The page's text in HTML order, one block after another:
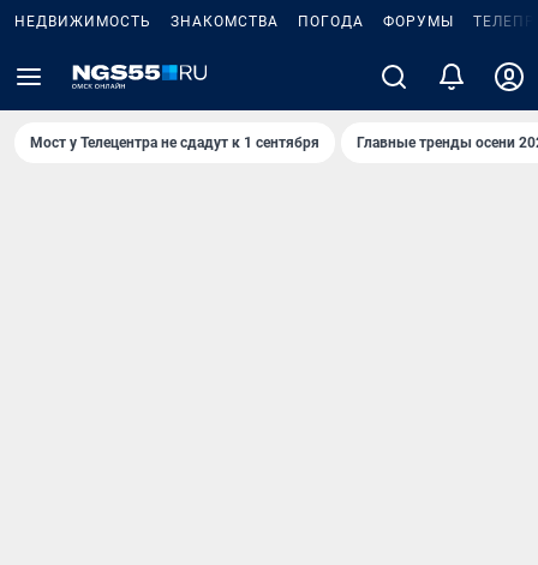
НЕДВИЖИМОСТЬ ЗНАКОМСТВА ПОГОДА ФОРУМЫ
Мост у Телецентра не сдадут к 1 сентября Главные тренды осени